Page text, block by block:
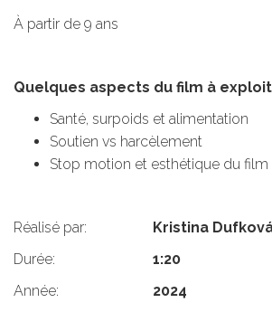
À partir de 9 ans
Quelques aspects du film à
Santé, surpoids et alimentation
Soutien vs harcèlement
Stop motion et esthétique du film
Réalisé par:
Kristina
Durée:
1:20
Année:
2024